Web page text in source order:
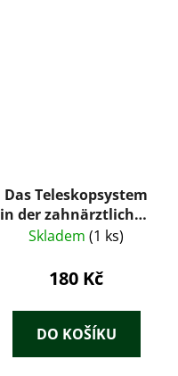
Das Teleskopsystem
in der zahnärztlichen
Prothetik
Skladem (1 ks)
180 Kč
DO KOŠÍKU